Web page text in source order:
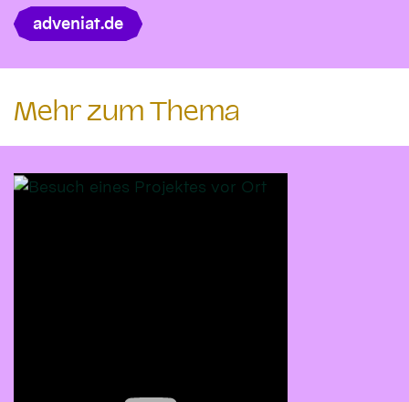
adveniat.de
Mehr zum Thema